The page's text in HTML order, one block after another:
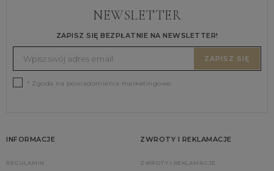
NEWSLETTER
ZAPISZ SIĘ BEZPŁATNIE NA NEWSLETTER!
ZAPISZ SIĘ
* Zgoda na powiadomienia marketingowe
INFORMACJE
REGULAMIN
ZWROTY I REKLAMACJE
ZWROTY I REKLAMACJE